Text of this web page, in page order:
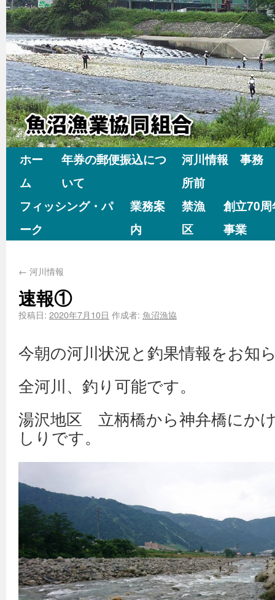
ホー
ム
年券の郵便振込につ
いて
河川情報 事務
所前
フィッシング・パ
ーク
業務案
内
禁漁
区
創立70
事業
← 河川情報
速報①
投稿日: 2020年7月10日 作成者: 魚沼漁協
今朝の河川状況と釣果情報をお知
全河川、釣り可能です。
湯沢地区 立柄橋から神弁橋にか
しりです。